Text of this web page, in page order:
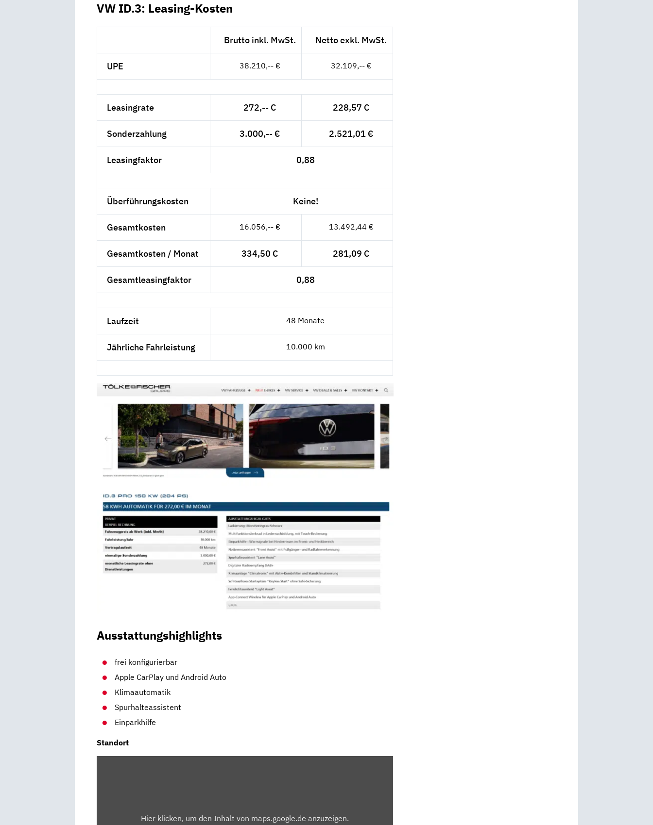
VW ID.3: Leasing-Kosten
Brutto inkl. MwSt. Netto exkl. MwSt.
UPE 38.210,-- € 32.109,-- €
Leasingrate 272,-- € 228,57 €
Sonderzahlung 3.000,-- € 2.521,01 €
Leasingfaktor 0,88
Überführungskosten Keine!
Gesamtkosten 16.056,-- € 13.492,44 €
Gesamtkosten / Monat 334,50 € 281,09 €
Gesamtleasingfaktor 0,88
Laufzeit 48 Monate
Jährliche Fahrleistung 10.000 km
Ausstattungshighlights
frei konfigurierbar
Apple CarPlay und Android Auto
Klimaautomatik
Spurhalteassistent
Einparkhilfe
Standort
Hier klicken, um den Inhalt von maps.google.de anzuzeigen.